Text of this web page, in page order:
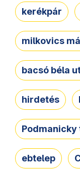
kerékpár
milkovics
bacsó béla
hirdetés
Podmanicky
ebtelep